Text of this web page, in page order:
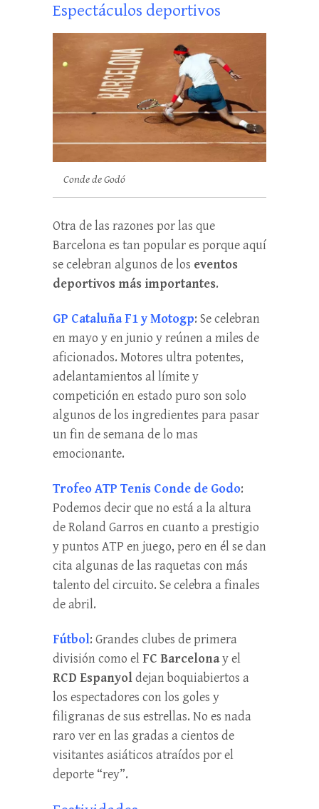
Espectáculos deportivos
Conde de Godó
Otra de las razones por las que
Barcelona es tan popular es porque aquí
se celebran algunos de los eventos
deportivos más importantes.
GP Cataluña F1 y Motogp: Se celebran
en mayo y en junio y reúnen a miles de
aficionados. Motores ultra potentes,
adelantamientos al límite y
competición en estado puro son solo
algunos de los ingredientes para pasar
un fin de semana de lo mas
emocionante.
Trofeo ATP Tenis Conde de Godo:
Podemos decir que no está a la altura
de Roland Garros en cuanto a prestigio
y puntos ATP en juego, pero en él se dan
cita algunas de las raquetas con más
talento del circuito. Se celebra a finales
de abril.
Fútbol: Grandes clubes de primera
división como elFC Barcelonay el
RCD Espanyoldejan boquiabiertos a
los espectadores con los goles y
filigranas de sus estrellas. No es nada
raro ver en las gradas a cientos de
visitantes asiáticos atraídos por el
deporte “rey”.